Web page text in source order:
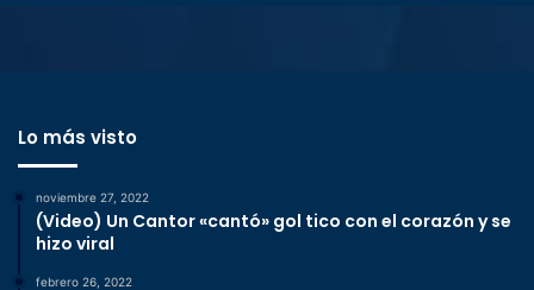
Lo más visto
noviembre 27, 2022
(Video) Un Cantor «cantó» gol tico con el corazón y se
hizo viral
febrero 26, 2022